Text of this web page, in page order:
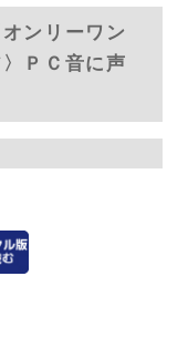
ンリーワン
ＰＣ音に声